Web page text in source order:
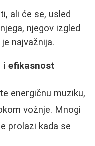
ali će se, usled
njegov izgled
najvažnija.
i efikasnost
energičnu muziku,
vožnje. Mnogi
prolazi kada se